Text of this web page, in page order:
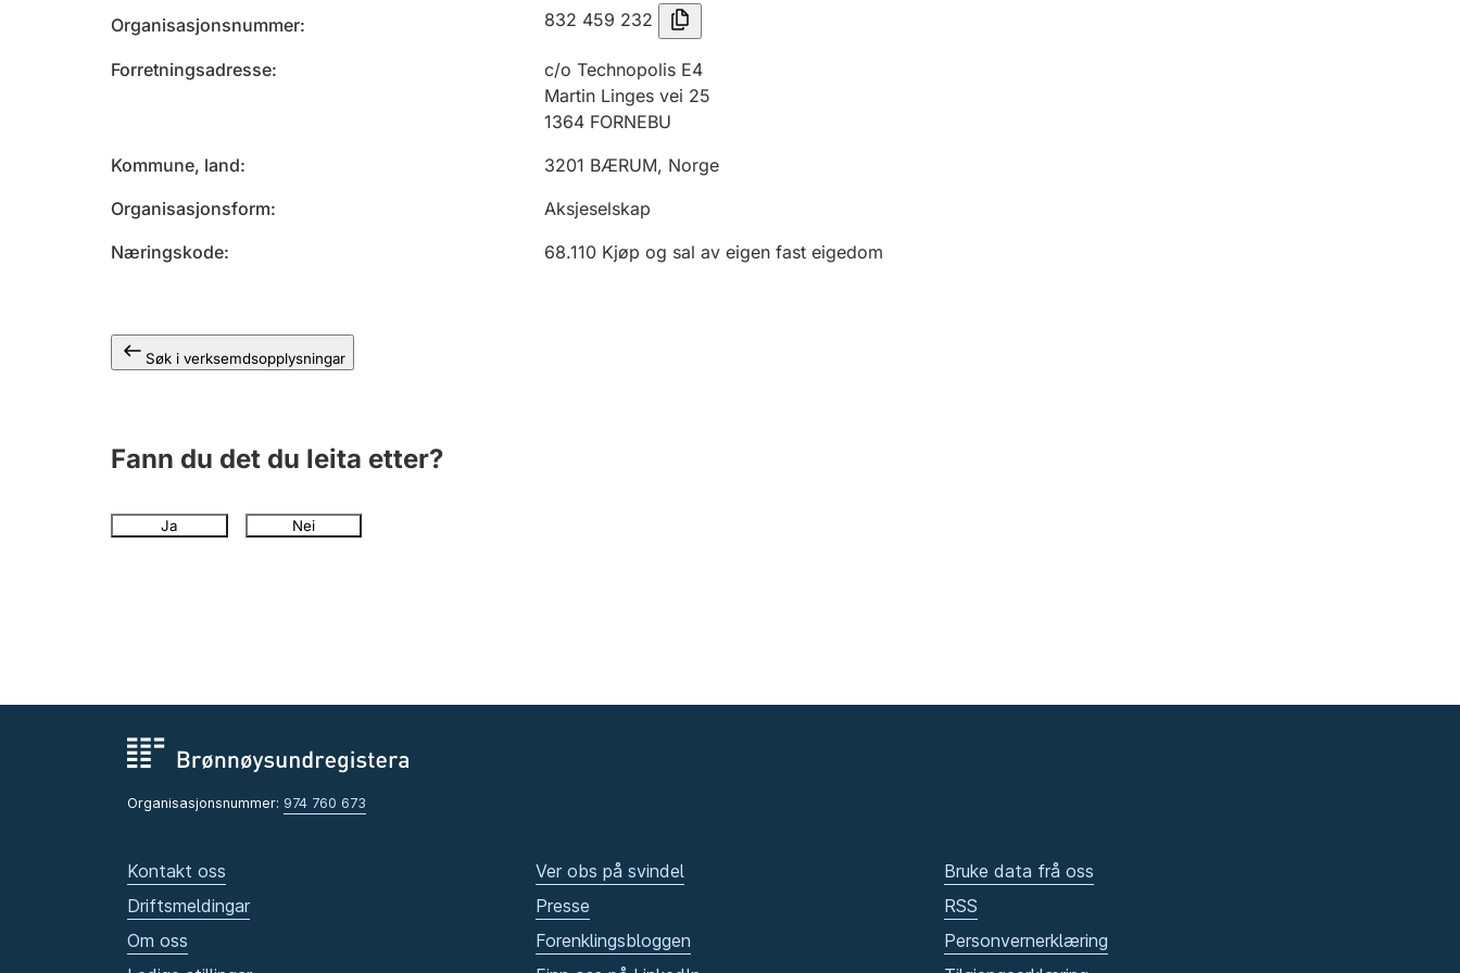
Organisasjonsnummer 832 459 232
Forretningsadresse
c/o Technopolis E4
Martin Linges vei 25
1364 FORNEBU
Kommune, land
3201 BÆRUM, Norge
Organisasjonsform
Aksjeselskap
Næringskode
68.110 Kjøp og sal av eigen fast eigedom
Søk i verksemdsopplysningar
Fann du det du leita etter?
Ja Nei
Organisasjonsnummer: 974 760 673
Kontakt oss
Driftsmeldingar
Om oss
Ver obs på svindel
Presse
Forenklingsbloggen
Bruke data frå oss
RSS
Personvernerklæring